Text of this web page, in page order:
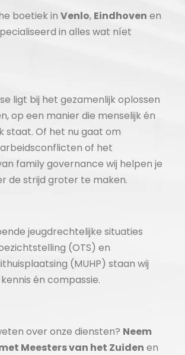
boetiek in Venlo, Eindhoven en
in alles wat níet
ligt bij het gezamenlijk oplossen
op een manier die menselijk én
staat. Of het nu gaat om
of het
family governance wij helpen je
de strijd groter te maken.
jeugdrechtelijke situaties
(OTS) en
(MUHP) staan wij
én compassie.
over onze diensten? Neem
Meesters van het Zuiden en